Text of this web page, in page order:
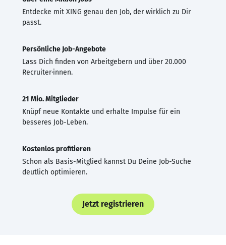
Entdecke mit XING genau den Job, der wirklich zu Dir
passt.
Persönliche Job-Angebote
Lass Dich finden von Arbeitgebern und über 20.000
Recruiter·innen.
21 Mio. Mitglieder
Knüpf neue Kontakte und erhalte Impulse für ein
besseres Job-Leben.
Kostenlos profitieren
Schon als Basis-Mitglied kannst Du Deine Job-Suche
deutlich optimieren.
Jetzt registrieren